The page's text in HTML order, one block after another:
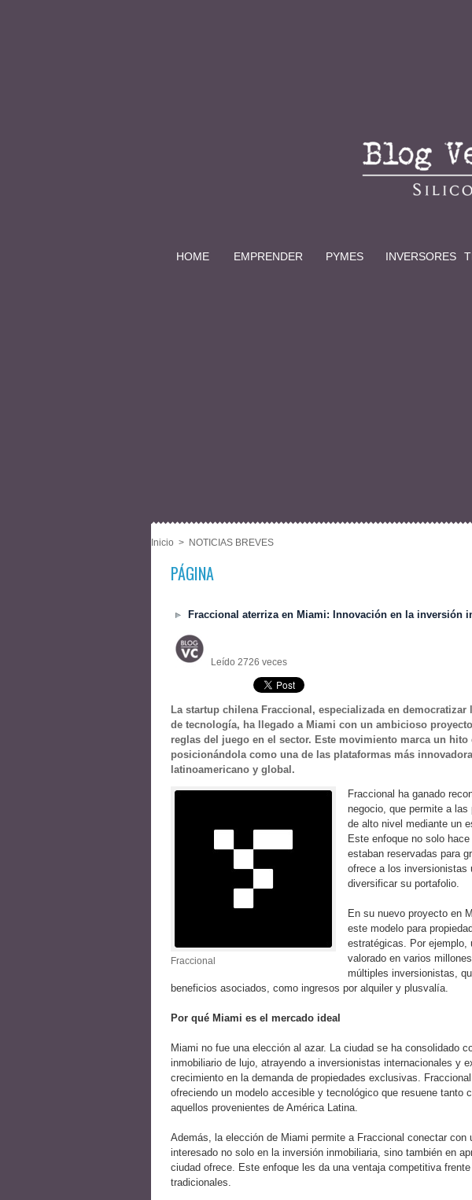
HOME EMPRENDER PYMES INVERSORES
Inicio > NOTICIAS BREVES
PÁGINA
Fraccional aterriza en Miami: Innovación en la inversión
Leído 2726 veces
La startup chilena Fraccional, especializada en
de tecnología, ha llegado a Miami con un ambicioso
reglas del juego en el sector. Este movimiento marca un
posicionándola como una de las plataformas más
latinoamericano y global.
Fraccional
Fraccional ha ganado
negocio, que permite a
de alto nivel mediante un
Este enfoque no solo
estaban reservadas para
ofrece a los inversionistas
diversificar su portafolio.
En su nuevo proyecto en
este modelo para
estratégicas. Por ejemplo,
valorado en varios
múltiples inversionistas,
beneficios asociados, como ingresos por alquiler y plusvalía.
Por qué Miami es el mercado ideal
Miami no fue una elección al azar. La ciudad se ha consolidado
inmobiliario de lujo, atrayendo a inversionistas internacionales y
crecimiento en la demanda de propiedades exclusivas.
ofreciendo un modelo accesible y tecnológico que resuene tanto
aquellos provenientes de América Latina.
Además, la elección de Miami permite a Fraccional conectar con
interesado no solo en la inversión inmobiliaria, sino también en
ciudad ofrece. Este enfoque les da una ventaja competitiva
tradicionales.